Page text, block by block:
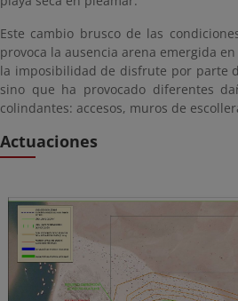
Este cambio brusco de las
provoca la ausencia arena emergida
la imposibilidad de disfrute por parte
sino que ha provocado diferentes
colindantes: accesos, muros de
Actuaciones